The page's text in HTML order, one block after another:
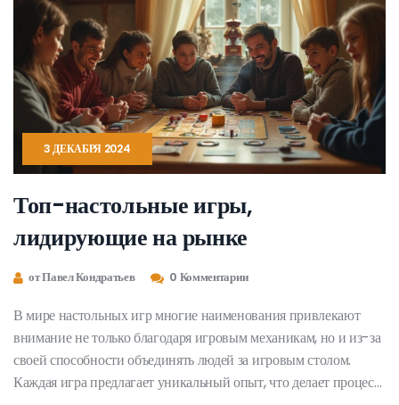
3 ДЕКАБРЯ 2024
Топ-настольные игры,
лидирующие на рынке
от Павел Кондратьев 0 Комментарии
В мире настольных игр многие наименования привлекают
внимание не только благодаря игровым механикам, но и из-за
своей способности объединять людей за игровым столом.
Каждая игра предлагает уникальный опыт, что делает процесс